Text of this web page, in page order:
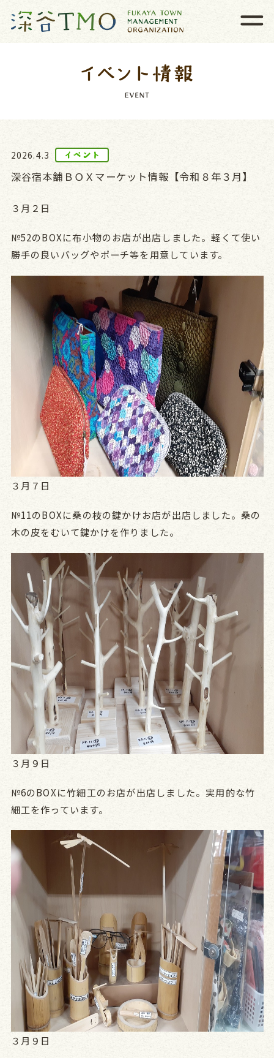
2026.4.3
深谷宿本舗ＢＯＸマーケット情報【令和８年３月】
３月２日
№52のBOXに布小物のお店が出店しました。軽くて使い
勝手の良いバッグやポーチ等を用意しています。
３月７日
№11のBOXに桑の枝の鍵かけお店が出店しました。桑の
木の皮をむいて鍵かけを作りました。
３月９日
№6のBOXに竹細工のお店が出店しました。実用的な竹
細工を作っています。
３月９日